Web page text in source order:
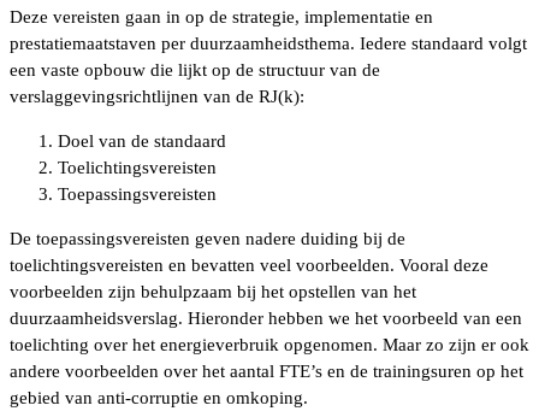
Deze vereisten gaan in op de strategie, implementatie en
prestatiemaatstaven per duurzaamheidsthema. Iedere standaard volgt
een vaste opbouw die lijkt op de structuur van de
verslaggevingsrichtlijnen van de RJ(k):
Doel van de standaard
Toelichtingsvereisten
Toepassingsvereisten
De toepassingsvereisten geven nadere duiding bij de
toelichtingsvereisten en bevatten veel voorbeelden. Vooral deze
voorbeelden zijn behulpzaam bij het opstellen van het
duurzaamheidsverslag. Hieronder hebben we het voorbeeld van een
toelichting over het energieverbruik opgenomen. Maar zo zijn er ook
andere voorbeelden over het aantal FTE’s en de trainingsuren op het
gebied van anti-corruptie en omkoping.